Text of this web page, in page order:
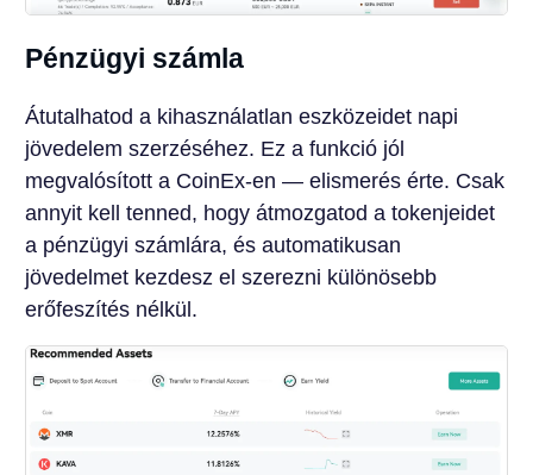
Pénzügyi számla
Átutalhatod a kihasználatlan eszközeidet napi
jövedelem szerzéséhez. Ez a funkció jól
megvalósított a CoinEx-en — elismerés érte. Csak
annyit kell tenned, hogy átmozgatod a tokenjeidet
a pénzügyi számlára, és automatikusan
jövedelmet kezdesz el szerezni különösebb
erőfeszítés nélkül.